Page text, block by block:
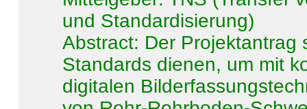
und Standardisierung)
Abstract: Der Projektantrag
Standards dienen, um mit
digitalen